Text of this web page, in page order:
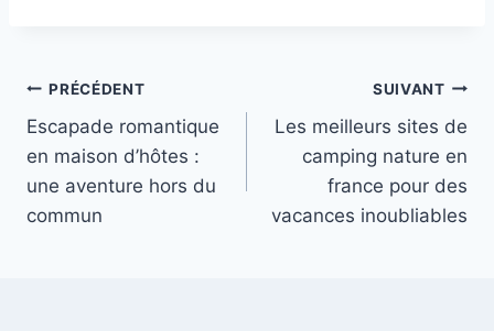
s’organiser
optimal
Navigation
de
l’article
PRÉCÉDENT
Escapade romantique
en maison d’hôtes :
une aventure hors du
commun
SUIVANT
Les meilleurs sites de
camping nature en
france pour des
vacances inoubliables